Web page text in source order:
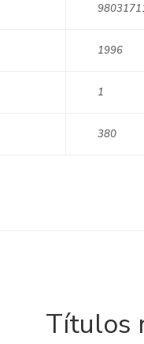
1996
1
380
Títulos